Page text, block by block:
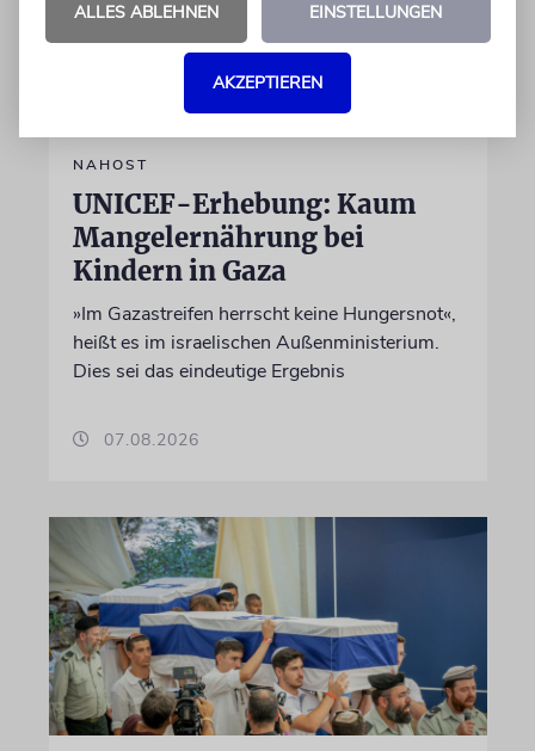
NAHOST
UNICEF-Erhebung: Kaum
Mangelernährung bei
Kindern in Gaza
»Im Gazastreifen herrscht keine Hungersnot«,
heißt es im israelischen Außenministerium.
Dies sei das eindeutige Ergebnis
07.08.2026
ALLES ABLEHNEN EINSTELLUNGEN
AKZEPTIEREN